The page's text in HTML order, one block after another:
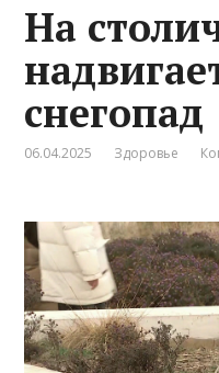
На
снегопад
06.04.2025 Здоровье